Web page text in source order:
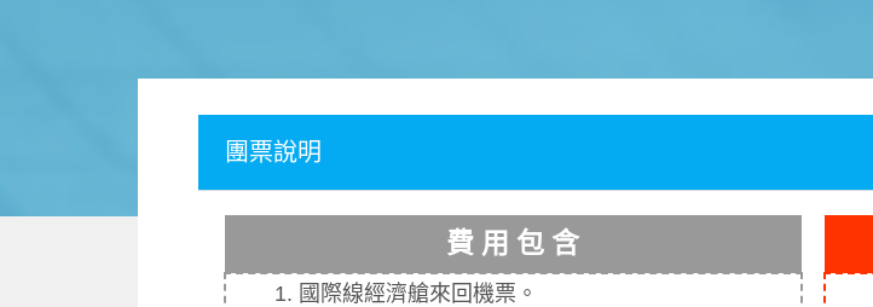
團票說明
費 用 包 含
1. 國際線經濟艙來回機票 。